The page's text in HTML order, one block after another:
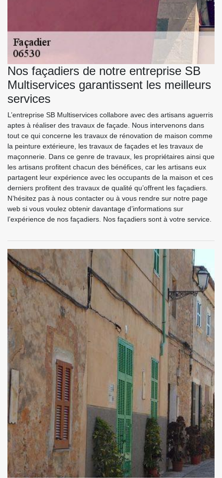
Nos façadiers de notre entreprise SB
Multiservices garantissent les meilleurs
services
L’entreprise SB Multiservices collabore avec des artisans aguerris
aptes à réaliser des travaux de façade. Nous intervenons dans
tout ce qui concerne les travaux de rénovation de maison comme
la peinture extérieure, les travaux de façades et les travaux de
maçonnerie. Dans ce genre de travaux, les propriétaires ainsi que
les artisans profitent chacun des bénéfices, car les artisans eux
partagent leur expérience avec les occupants de la maison et ces
derniers profitent des travaux de qualité qu’offrent les façadiers.
N’hésitez pas à nous contacter ou à vous rendre sur notre page
web si vous voulez obtenir davantage d’informations sur
l’expérience de nos façadiers. Nos façadiers sont à votre service.